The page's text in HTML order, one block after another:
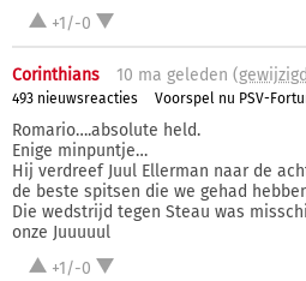
+1/-0
Corinthians 10 ma geleden (gewijzigd
493 nieuwsreacties Voorspel nu PSV-
Romario….absolute held.
Enige minpuntje…
Hij verdreef Juul Ellerman naar de
de beste spitsen die we gehad
Die wedstrijd tegen Steau was
onze Juuuuul
+1/-0